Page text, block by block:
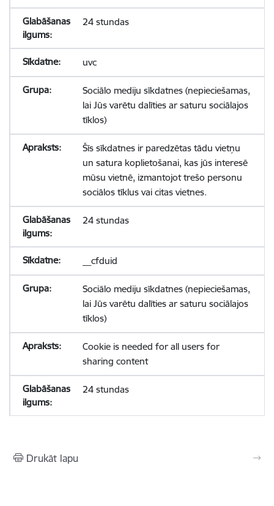
24 stundas
uvc
Sociālo mediju sīkdatnes (nepieciešamas,
lai Jūs varētu dalīties ar saturu sociālajos
tīklos)
Šīs sīkdatnes ir paredzētas tādu vietņu
un satura koplietošanai, kas jūs interesē
mūsu vietnē, izmantojot trešo personu
sociālos tīklus vai citas vietnes.
24 stundas
__cfduid
Sociālo mediju sīkdatnes (nepieciešamas,
lai Jūs varētu dalīties ar saturu sociālajos
tīklos)
Cookie is needed for all users for
sharing content
24 stundas
Drukāt lapu